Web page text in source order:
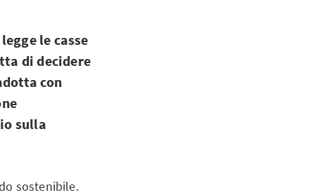
le casse
di decidere
con
sulla
sostenibile.